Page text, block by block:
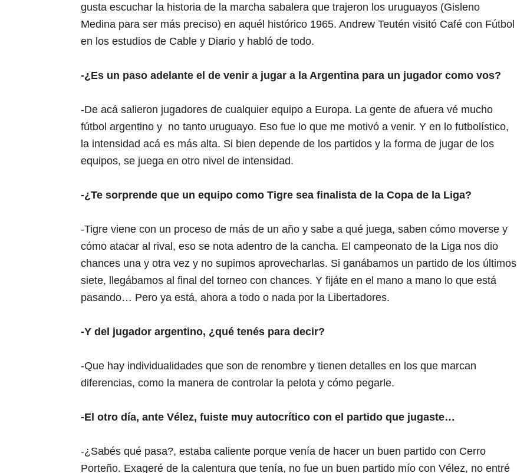
gusta escuchar la historia de la marcha sabalera que trajeron los uruguayos (Gisleno
Medina para ser más preciso) en aquél histórico 1965. Andrew Teutén visitó Café con Fútbol
en los estudios de Cable y Diario y habló de todo.
-¿Es un paso adelante el de venir a jugar a la Argentina para un jugador como vos?
-De acá salieron jugadores de cualquier equipo a Europa. La gente de afuera vé mucho
fútbol argentino y no tanto uruguayo. Eso fue lo que me motivó a venir. Y en lo futbolístico,
la intensidad acá es más alta. Si bien depende de los partidos y la forma de jugar de los
equipos, se juega en otro nivel de intensidad.
-¿Te sorprende que un equipo como Tigre sea finalista de la Copa de la Liga?
-Tigre viene con un proceso de más de un año y sabe a qué juega, saben cómo moverse y
cómo atacar al rival, eso se nota adentro de la cancha. El campeonato de la Liga nos dio
chances una y otra vez y no supimos aprovecharlas. Si ganábamos un partido de los últimos
siete, llegábamos al final del torneo con chances. Y fijáte en el mano a mano lo que está
pasando… Pero ya está, ahora a todo o nada por la Libertadores.
-Y del jugador argentino, ¿qué tenés para decir?
-Que hay individualidades que son de renombre y tienen detalles en los que marcan
diferencias, como la manera de controlar la pelota y cómo pegarle.
-El otro día, ante Vélez, fuiste muy autocrítico con el partido que jugaste…
-¿Sabés qué pasa?, estaba caliente porque venía de hacer un buen partido con Cerro
Porteño. Exageré de la calentura que tenía, no fue un buen partido mío con Vélez, no entré